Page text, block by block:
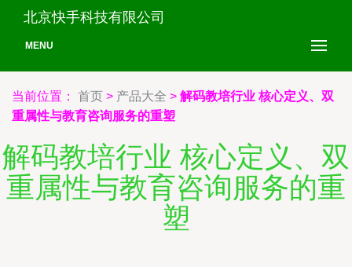
北京快手科技有限公司
MENU
当前位置： 首页 > 产品大全 > 解码教培行业 核心定义、双
重属性与教育咨询服务的重塑
解码教培行业 核心定义、双
重属性与教育咨询服务的重
塑